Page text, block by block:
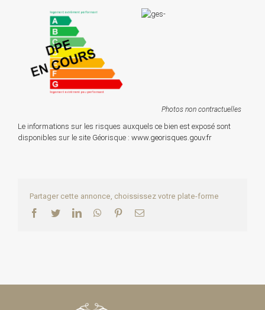
Photos non contractuelles
Le informations sur les risques auxquels ce bien est exposé sont
disponibles sur le site Géorisque : www.georisques.gouv.fr
Partager cette annonce, choississez votre plate-forme
Facebook
TwitterLinkedInWhatsApp
PinterestEmail